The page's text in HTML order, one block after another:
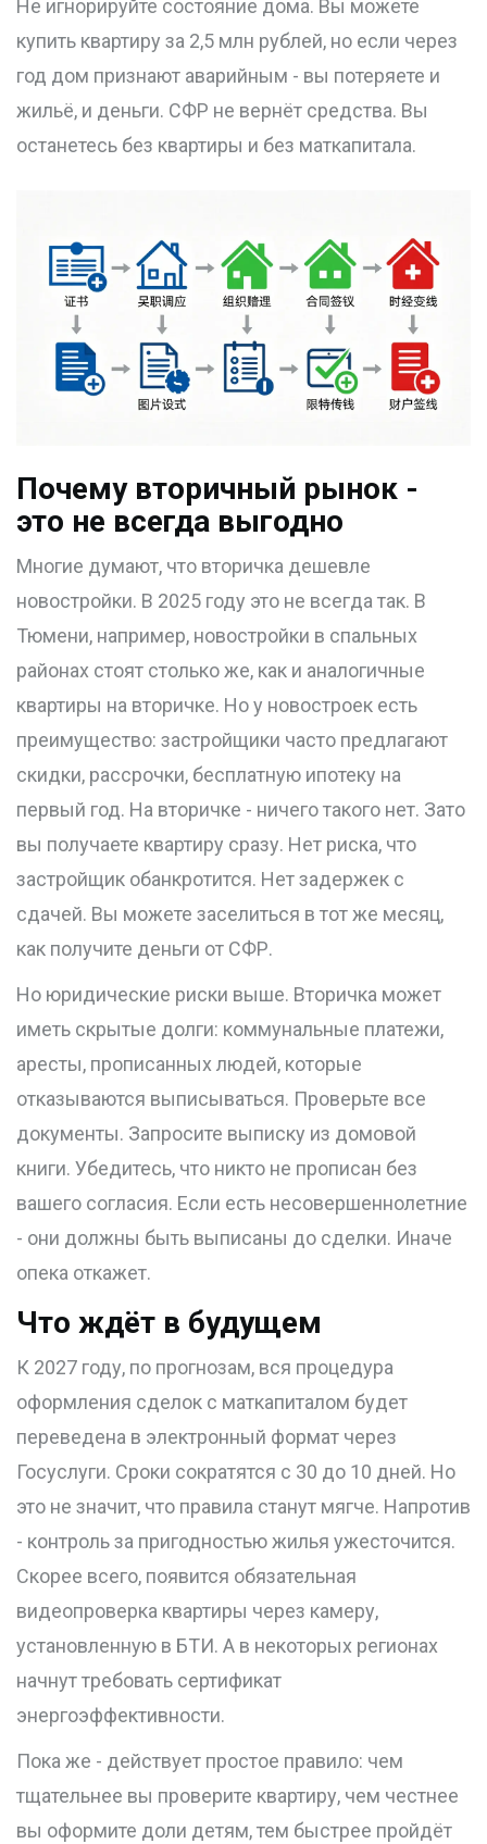
Не игнорируйте состояние дома. Вы можете
купить квартиру за 2,5 млн рублей, но если через
год дом признают аварийным - вы потеряете и
жильё, и деньги. СФР не вернёт средства. Вы
останетесь без квартиры и без маткапитала.
Почему вторичный рынок -
это не всегда выгодно
Многие думают, что вторичка дешевле
новостройки. В 2025 году это не всегда так. В
Тюмени, например, новостройки в спальных
районах стоят столько же, как и аналогичные
квартиры на вторичке. Но у новостроек есть
преимущество: застройщики часто предлагают
скидки, рассрочки, бесплатную ипотеку на
первый год. На вторичке - ничего такого нет. Зато
вы получаете квартиру сразу. Нет риска, что
застройщик обанкротится. Нет задержек с
сдачей. Вы можете заселиться в тот же месяц,
как получите деньги от СФР.
Но юридические риски выше. Вторичка может
иметь скрытые долги: коммунальные платежи,
аресты, прописанных людей, которые
отказываются выписываться. Проверьте все
документы. Запросите выписку из домовой
книги. Убедитесь, что никто не прописан без
вашего согласия. Если есть несовершеннолетние
- они должны быть выписаны до сделки. Иначе
опека откажет.
Что ждёт в будущем
К 2027 году, по прогнозам, вся процедура
оформления сделок с маткапиталом будет
переведена в электронный формат через
Госуслуги. Сроки сократятся с 30 до 10 дней. Но
это не значит, что правила станут мягче. Напротив
- контроль за пригодностью жилья ужесточится.
Скорее всего, появится обязательная
видеопроверка квартиры через камеру,
установленную в БТИ. А в некоторых регионах
начнут требовать сертификат
энергоэффективности.
Пока же - действует простое правило: чем
тщательнее вы проверите квартиру, чем честнее
вы оформите доли детям, тем быстрее пройдёт